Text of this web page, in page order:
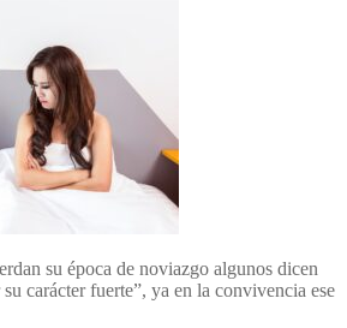
su época de noviazgo algunos dicen
carácter fuerte”, ya en la convivencia ese